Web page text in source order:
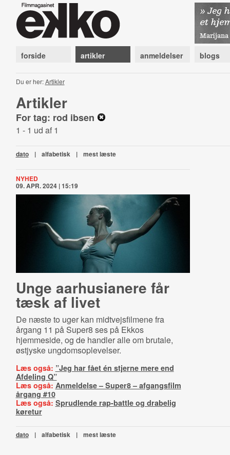
forside artikler anmeldelser blogs
Du er her:Artikler
Artikler
For tag: rod ibsen
1 - 1 ud af 1
dato | alfabetisk | mest læste
NYHED
09. APR. 2024 | 15:19
Unge aarhusianere får
tæsk af livet
De næste to uger kan midtvejsfilmene fra
årgang 11 på Super8 ses på Ekkos
hjemmeside, og de handler alle om brutale,
østjyske ungdomsoplevelser.
Læs også: ”Jeg har fået én stjerne mere end
Afdeling Q”
Læs også: Anmeldelse – Super8 – afgangsfilm
årgang #10
Læs også: Sprudlende rap-battle og drabelig
køretur
dato | alfabetisk | mest læste